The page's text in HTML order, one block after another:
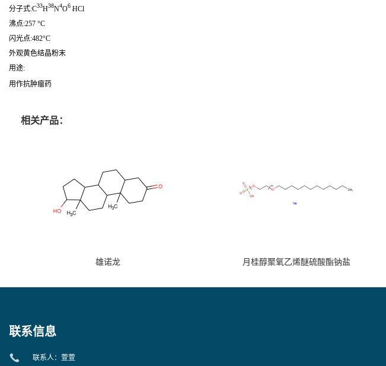
分子式:C33H38N4O6 .HCl
沸点:257 °C
闪光点:482°C
外观黄色结晶粉末
用途:
用作抗肿瘤药
相关产品：
雄诺龙 月桂醇聚氧乙烯醚硫酸酯钠盐
联系信息
联系人：萱萱